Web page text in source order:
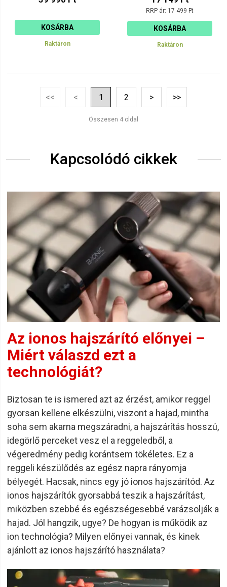
KOSÁRBA
Raktáron
RRP ár: 17 499 Ft
KOSÁRBA
Raktáron
<< < 1 2 > >>
Összesen 4 oldal
Kapcsolódó cikkek
Az ionos hajszárító előnyei –
Miért válaszd ezt a
technológiát?
Biztosan te is ismered azt az érzést, amikor reggel
gyorsan kellene elkészülni, viszont a hajad, mintha
soha sem akarna megszáradni, a hajszárítás hosszú,
idegörlő perceket vesz el a reggeledből, a
végeredmény pedig korántsem tökéletes. Ez a
reggeli készülődés az egész napra rányomja
bélyegét. Hacsak, nincs egy jó ionos hajszárítód. Az
ionos hajszárítók gyorsabbá teszik a hajszárítást,
miközben szebbé és egészségesebbé varázsolják a
hajad. Jól hangzik, ugye? De hogyan is működik az
ion technológia? Milyen előnyei vannak, és kinek
ajánlott az ionos hajszárító használata?